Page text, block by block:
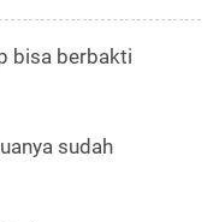
bisa berbakti
sudah